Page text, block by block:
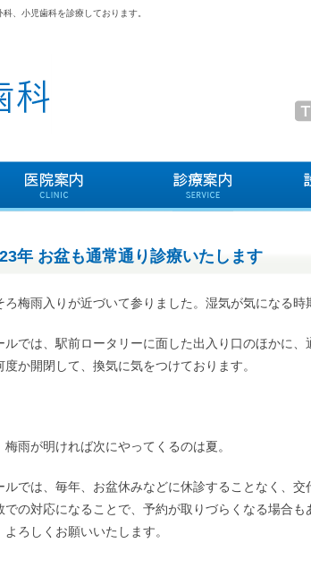
、小児歯科を診療しております。
年 お盆も通常通り診療いたします
ろ梅雨入りが近づいて参りました。湿気が気になる時
ルでは、駅前ロータリーに面した出入り口のほかに
度か開閉して、換気に気をつけております。
梅雨が明ければ次にやってくるのは夏。
ルでは、毎年、お盆休みなどに休診することなく、
での対応になることで、予約が取りづらくなる場合
よろしくお願いいたします。